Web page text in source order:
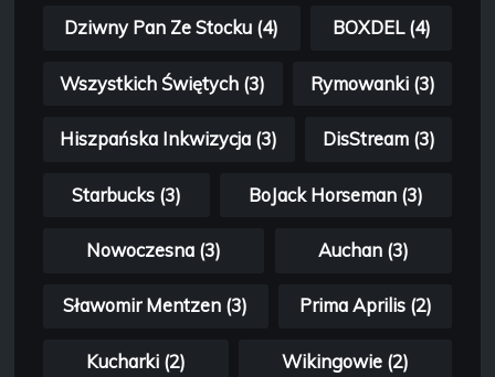
Dziwny Pan Ze Stocku (4) BOXDEL (4)
Wszystkich Świętych (3) Rymowanki (3)
Hiszpańska Inkwizycja (3) DisStream (3)
Starbucks (3) BoJack Horseman (3)
Nowoczesna (3) Auchan (3)
Sławomir Mentzen (3) Prima Aprilis (2)
Kucharki (2) Wikingowie (2)